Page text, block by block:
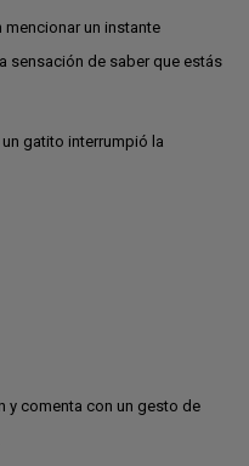
un instante
sensación de saber que estás
gatito interrumpió la
y comenta con un gesto de